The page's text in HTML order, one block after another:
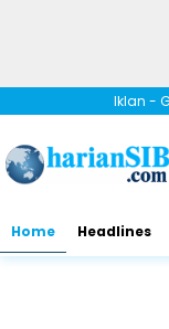
Iklan -
Home Headlines